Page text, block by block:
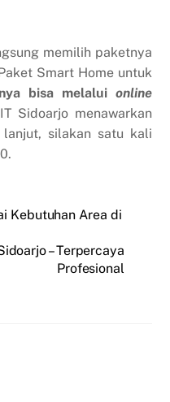
memilih paketnya
Smart Home untuk
bisa melalui online
Sidoarjo menawarkan
lanjut, silakan satu kali
Kebutuhan Area di
– Terpercaya
Profesional